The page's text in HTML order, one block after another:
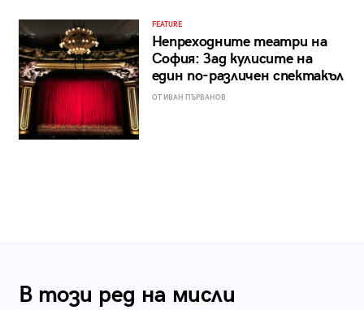
FEATURE
Непреходните театри на
София: Зад кулисите на
един по-различен спектакъл
ОТ ИВАН ПЪРВАНОВ
В този ред на мисли